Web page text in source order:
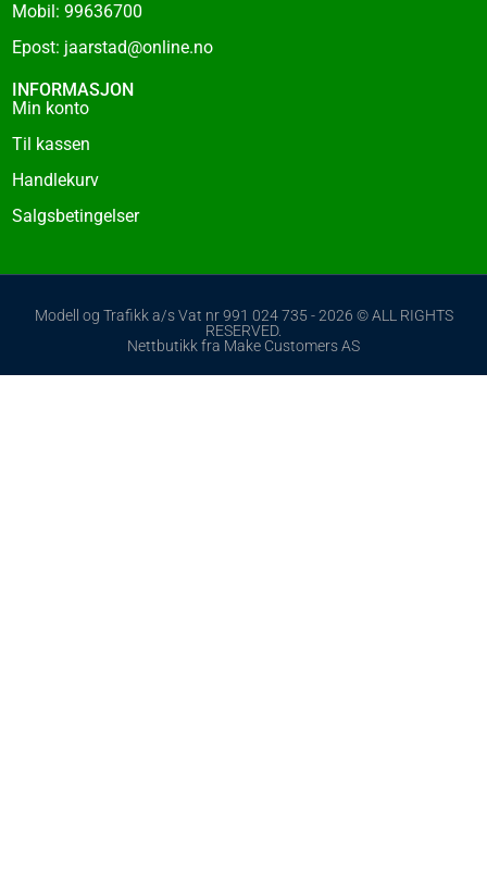
Mobil: 99636700
Epost: jaarstad@online.no
INFORMASJON
Min konto
Til kassen
Handlekurv
Salgsbetingelser
Modell og Trafikk a/s Vat nr 991 024 735 - 2026 © ALL RIGHTS
RESERVED.
Nettbutikk fra Make Customers AS